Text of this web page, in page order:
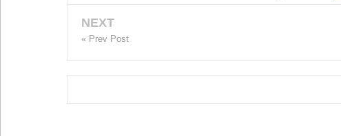
NEXT
« Prev Post